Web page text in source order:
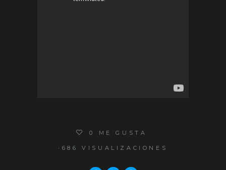
0 ME GUSTA
686 VISUALIZACIONES